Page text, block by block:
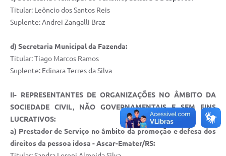
Colaborador
Veículos
Imóveis locados
Imóveis predial
Legislação consolidada
GERAR BOLETO DE IPTU/ISS/ALVARÁ/CERTIDÕES
Titular: Leôncio dos Santos Reis
Suplente: Andrei Zangalli Braz
d) Secretaria Municipal da Fazenda:
Titular: Tiago Marcos Ramos
Suplente: Edinara Terres da Silva
II- REPRESENTANTES DE ORGANIZAÇÕES NO ÂMBITO DA
SOCIEDADE CIVIL, NÃO GOVERNAMENTAIS E SEM FINS
LUCRATIVOS:
a) Prestador de Serviço no âmbito da promoção e defesa dos
direitos da pessoa idosa - Ascar-Emater/RS: